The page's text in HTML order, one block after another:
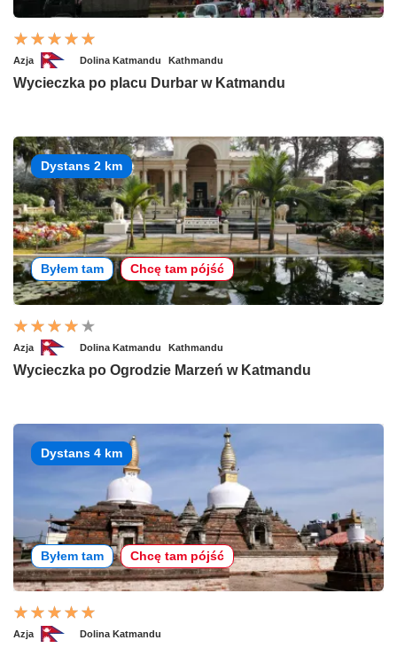
Azja Dolina Katmandu Kathmandu
Wycieczka po placu Durbar w Katmandu
Dystans 2 km
Byłem tam Chcę tam pójść
Azja Dolina Katmandu Kathmandu
Wycieczka po Ogrodzie Marzeń w Katmandu
Dystans 4 km
Byłem tam Chcę tam pójść
Azja Dolina Katmandu